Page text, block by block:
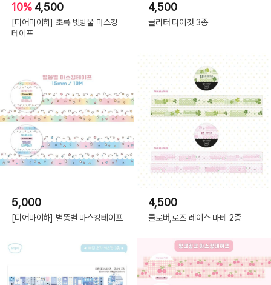
10% 4,500
[디어마이하] 초록 빗방울 마스킹
테이프
4,500
글리터 다이컷 3종
5,000
[디어마이하] 별똥별 마스킹테이프
4,500
클로버,로즈 레이스 마테 2종